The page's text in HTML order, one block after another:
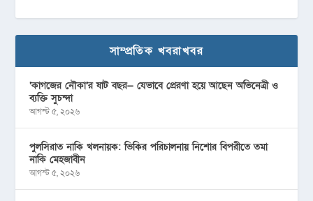
সাম্প্রতিক খবরাখবর
‘কাগজের নৌকা’র ষাট বছর— যেভাবে প্রেরণা হয়ে আছেন অভিনেত্রী ও
ব্যক্তি সুচন্দা
আগস্ট ৫, ২০২৬
পুলসিরাত নাকি খলনায়ক: ভিকির পরিচালনায় নিশোর বিপরীতে তমা
নাকি মেহজাবীন
আগস্ট ৫, ২০২৬